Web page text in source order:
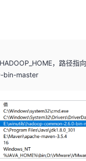
，路径指
bin-master